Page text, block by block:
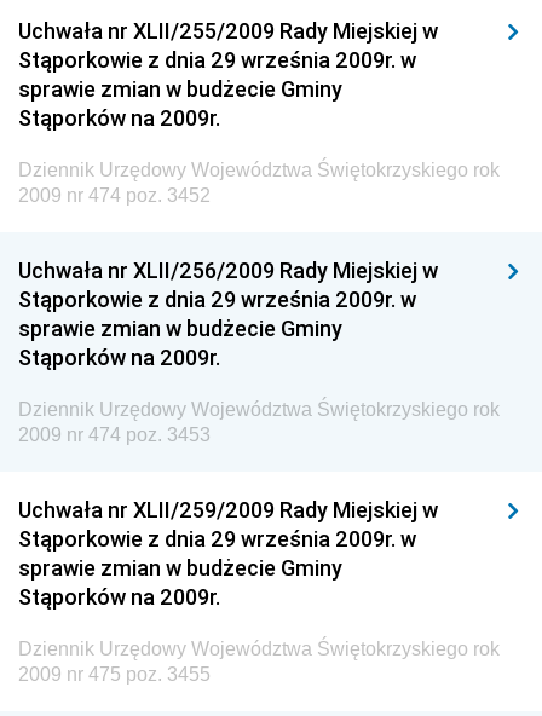
Dziennik Urzędowy Komendy Głównej Policji
Dziennik Urzędowy Ministra Pracy i Polityki
Społecznej
Dziennik Urzędowy Ministra Transportu, Budownictwa
i Gospodarki Morskiej
Dziennik Urzędowy Ministra Spraw Zagranicznych
Dziennik Urzędowy Centralnego Biura
Antykorupcyjnego
Wewnętrznego
Dziennik Urzędowy Urzędu Patentowego
Dziennik Urzędowy Generalnej Dyrekcji Dróg
Krajowych i Autostrad
Dziennik Urzędowy Ministra Środowiska
Dziennik Urzędowy Ministra Edukacji
Uchwała nr XLII/255/2009 Rady Miejskiej w
Stąporkowie z dnia 29 września 2009r. w
sprawie zmian w budżecie Gminy
Stąporków na 2009r.
Dziennik Urzędowy Województwa Świętokrzyskiego rok
2009 nr 474 poz. 3452
Uchwała nr XLII/256/2009 Rady Miejskiej w
Stąporkowie z dnia 29 września 2009r. w
sprawie zmian w budżecie Gminy
Stąporków na 2009r.
Dziennik Urzędowy Województwa Świętokrzyskiego rok
2009 nr 474 poz. 3453
Uchwała nr XLII/259/2009 Rady Miejskiej w
Stąporkowie z dnia 29 września 2009r. w
sprawie zmian w budżecie Gminy
Stąporków na 2009r.
Dziennik Urzędowy Województwa Świętokrzyskiego rok
2009 nr 475 poz. 3455